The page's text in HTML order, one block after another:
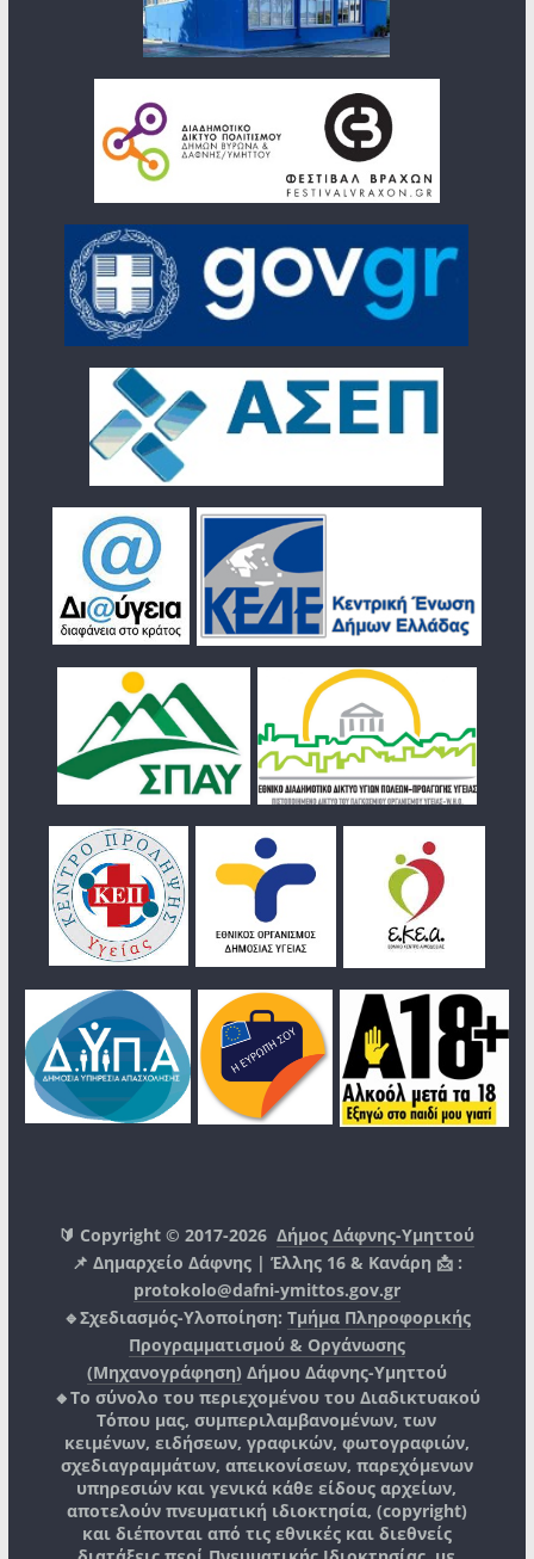
🔰 Copyright © 2017-2026Δήμος Δάφνης-Υμηττού
📌 Δημαρχείο Δάφνης | Έλλης 16 & Κανάρη 📩 :
protokolo@dafni-ymittos.gov.gr
🔹Σχεδιασμός-Υλοποίηση: Τμήμα Πληροφορικής
Προγραμματισμού & Οργάνωσης
(Μηχανογράφηση) Δήμου Δάφνης-Υμηττού
🔸Το σύνολο του περιεχομένου του Διαδικτυακού
Τόπου μας, συμπεριλαμβανομένων, των
κειμένων, ειδήσεων, γραφικών, φωτογραφιών,
σχεδιαγραμμάτων, απεικονίσεων, παρεχόμενων
υπηρεσιών και γενικά κάθε είδους αρχείων,
αποτελούν πνευματική ιδιοκτησία, (copyright)
και διέπονται από τις εθνικές και διεθνείς